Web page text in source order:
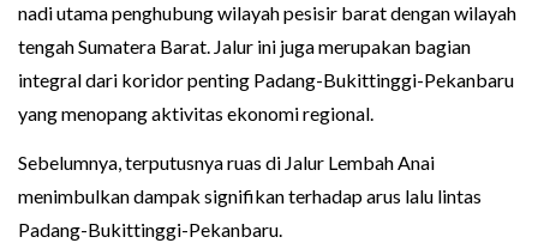
nadi utama penghubung wilayah pesisir barat dengan wilayah
tengah Sumatera Barat. Jalur ini juga merupakan bagian
integral dari koridor penting Padang-Bukittinggi-Pekanbaru
yang menopang aktivitas ekonomi regional.
Sebelumnya, terputusnya ruas di Jalur Lembah Anai
menimbulkan dampak signifikan terhadap arus lalu lintas
Padang-Bukittinggi-Pekanbaru.